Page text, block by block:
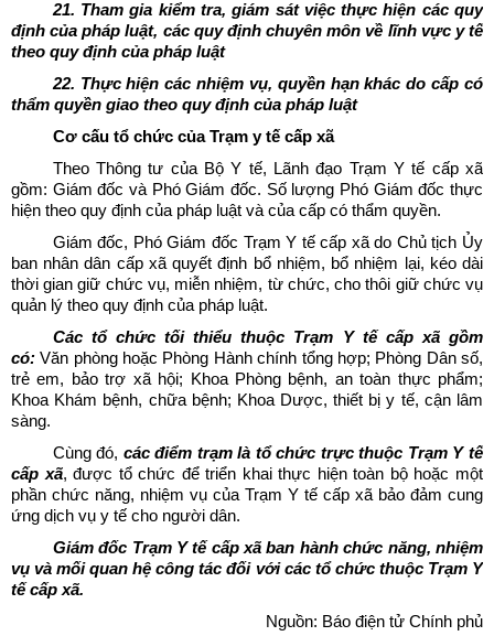
21. Tham gia kiểm tra, giám sát việc thực hiện các quy
định của pháp luật, các quy định chuyên môn về lĩnh vực y tế
theo quy định của pháp luật
22. Thực hiện các nhiệm vụ, quyền hạn khác do cấp có
thẩm quyền giao theo quy định của pháp luật
Cơ cấu tổ chức của Trạm y tế cấp xã
Theo Thông tư của Bộ Y tế, Lãnh đạo Trạm Y tế cấp xã
gồm: Giám đốc và Phó Giám đốc. Số lượng Phó Giám đốc thực
hiện theo quy định của pháp luật và của cấp có thẩm quyền.
Giám đốc, Phó Giám đốc Trạm Y tế cấp xã do Chủ tịch Ủy
ban nhân dân cấp xã quyết định bổ nhiệm, bổ nhiệm lại, kéo dài
thời gian giữ chức vụ, miễn nhiệm, từ chức, cho thôi giữ chức vụ
quản lý theo quy định của pháp luật.
Các tổ chức tối thiểu thuộc Trạm Y tế cấp xã gồm
có: Văn phòng hoặc Phòng Hành chính tổng hợp; Phòng Dân số,
trẻ em, bảo trợ xã hội; Khoa Phòng bệnh, an toàn thực phẩm;
Khoa Khám bệnh, chữa bệnh; Khoa Dược, thiết bị y tế, cận lâm
sàng.
Cùng đó, các điểm trạm là tổ chức trực thuộc Trạm Y tế
cấp xã, được tổ chức để triển khai thực hiện toàn bộ hoặc một
phần chức năng, nhiệm vụ của Trạm Y tế cấp xã bảo đảm cung
ứng dịch vụ y tế cho người dân.
Giám đốc Trạm Y tế cấp xã ban hành chức năng, nhiệm
vụ và mối quan hệ công tác đối với các tổ chức thuộc Trạm Y
tế cấp xã.
Nguồn: Báo điện tử Chính phủ